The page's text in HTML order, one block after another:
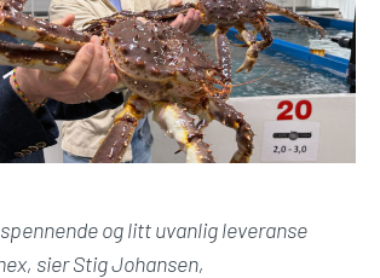
og litt uvanlig leveranse
sier Stig Johansen,